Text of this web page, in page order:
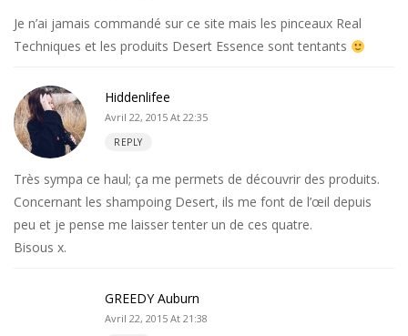
Je n’ai jamais commandé sur ce site mais les pinceaux Real
Techniques et les produits Desert Essence sont tentants
Hiddenlifee
Avril 22, 2015 At 22:35
REPLY
Très sympa ce haul; ça me permets de découvrir des produits.
Concernant les shampoing Desert, ils me font de l’œil depuis
peu et je pense me laisser tenter un de ces quatre.
Bisous x.
GREEDY Auburn
Avril 22, 2015 At 21:38